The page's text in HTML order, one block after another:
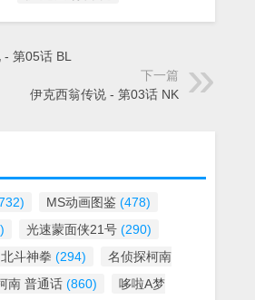
第05话 BL
下一篇
伊克西翁传说 - 第03话 NK
MS动画图鉴 (478)
光速蒙面侠21号 (290)
北斗神拳 (294)
名侦探柯南
南 普通话 (860)
哆啦A梦